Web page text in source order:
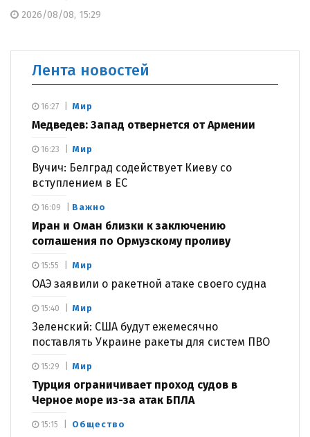
2026/08/08, 15:29
Лента новостей
Мир
Медведев: Запад отвернется от Армении
16:27
Мир
Вучич: Белград содействует Киеву со
вступлением в ЕС
16:23
Важно
Иран и Оман близки к заключению
соглашения по Ормузскому проливу
16:09
Мир
ОАЭ заявили о ракетной атаке своего судна
15:55
Мир
Зеленский: США будут ежемесячно
поставлять Украине ракеты для систем ПВО
15:40
Мир
Турция ограничивает проход судов в
Черное море из-за атак БПЛА
15:29
Общество
15:15